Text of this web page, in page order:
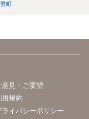
町
意見・ご要望
用規約
ライバシーポリシー